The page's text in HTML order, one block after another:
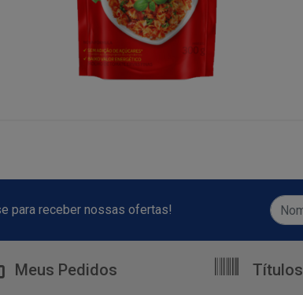
para receber nossas ofertas!
Meus Pedidos Títulos